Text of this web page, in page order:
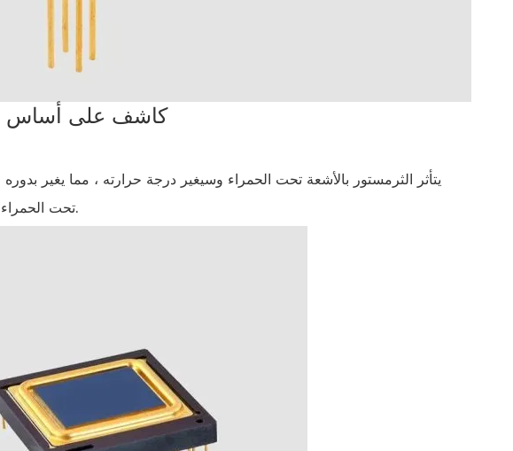
1. كاشف على أساس
يتأثر الثرمستور بالأشعة تحت الحمراء وسيغير درجة حرارته ، مما يغير
تحت الحمراء من خلال قراءة تغير الجهد الناتج عن تغيير قيمة المقاومة.